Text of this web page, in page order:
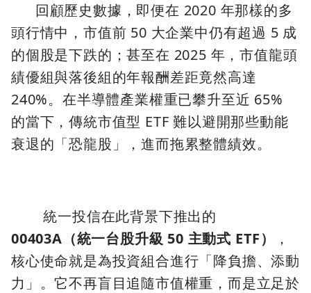
回顧歷史數據，即便在 2020 年那樣的多
頭行情中，市值前 50 大企業中仍有超過 5 成
的個股是下跌的；甚至在 2025 年，市值龍頭
績優組與落後組的年報酬差距竟然高達
240%。在半導體產業權重已攀升至近 65%
的當下，傳統市值型 ETF 難以避開那些動能
衰退的「恐龍股」，進而拖累整體績效。
統一投信在此背景下推出的
00403A（統一台股升級 50 主動式 ETF）
，
核心使命就是為投資組合進行「降負擔、添動
力」。它不再盲目追隨市值權重，而是立足於